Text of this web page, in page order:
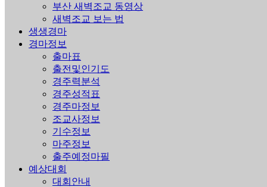
부산 새벽조교 동영상
새벽조교 보는 법
생생경마
경마정보
출마표
출전및인기도
경주력분석
경주성적표
경주마정보
조교사정보
기수정보
마주정보
출주예정마필
예상대회
대회안내